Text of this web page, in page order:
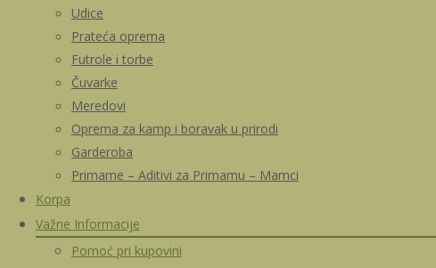
Udice
Prateća oprema
Futrole i torbe
Čuvarke
Meredovi
Oprema za kamp i boravak u prirodi
Garderoba
Primame – Aditivi za Primamu – Mamci
Korpa
Važne Informacije
Pomoć pri kupovini